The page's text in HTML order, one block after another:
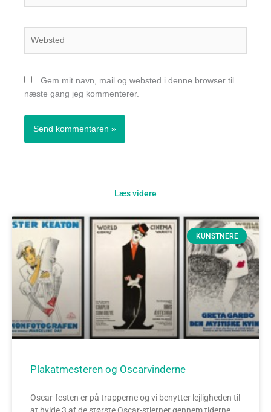
Gem mit navn, mail og websted i denne browser til
næste gang jeg kommenterer.
Læs videre
KUNSTNERE
Plakatmesteren og Oscarvinderne
Oscar-festen er på trapperne og vi benytter lejligheden til